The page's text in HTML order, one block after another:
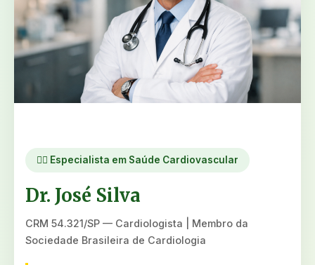
👨‍⚕️ Especialista em Saúde Cardiovascular
Dr. José Silva
CRM 54.321/SP — Cardiologista | Membro da
Sociedade Brasileira de Cardiologia